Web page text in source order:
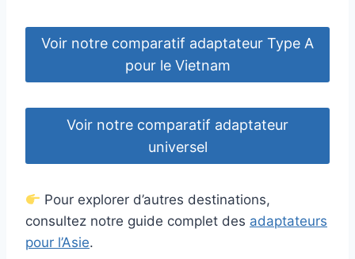
Voir notre comparatif adaptateur Type A
pour le Vietnam
Voir notre comparatif adaptateur
universel
Pour explorer d’autres destinations,
consultez notre guide complet des adaptateurs
pour l’Asie.